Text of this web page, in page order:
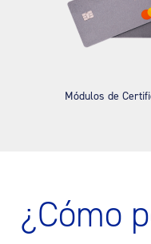
Módulos de
¿Cómo